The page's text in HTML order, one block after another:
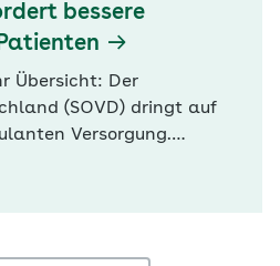
bessere
Übersicht: Der
(SOVD) dringt auf
Versorgung.
gibt, Barrieren